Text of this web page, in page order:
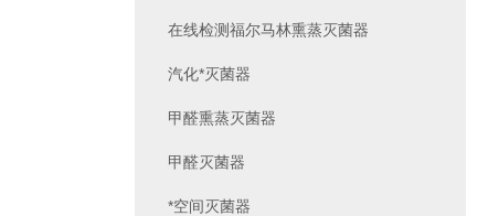
在线检测福尔马林熏蒸灭菌器
汽化*灭菌器
甲醛熏蒸灭菌器
甲醛灭菌器
*空间灭菌器